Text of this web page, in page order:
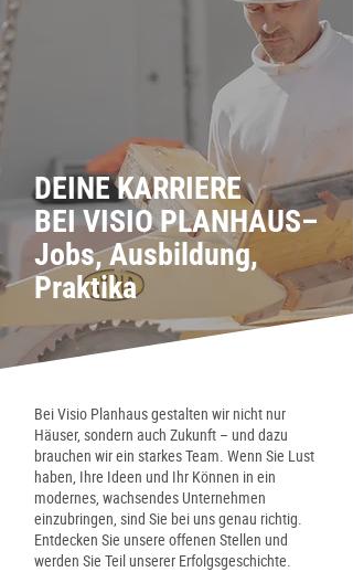
DEINE KARRIERE
BEI VISIO PLANHAUS–
Jobs, Ausbildung,
Praktika
Bei Visio Planhaus gestalten wir nicht nur
Häuser, sondern auch Zukunft – und dazu
brauchen wir ein starkes Team. Wenn Sie Lust
haben, Ihre Ideen und Ihr Können in ein
modernes, wachsendes Unternehmen
einzubringen, sind Sie bei uns genau richtig.
Entdecken Sie unsere offenen Stellen und
werden Sie Teil unserer Erfolgsgeschichte.